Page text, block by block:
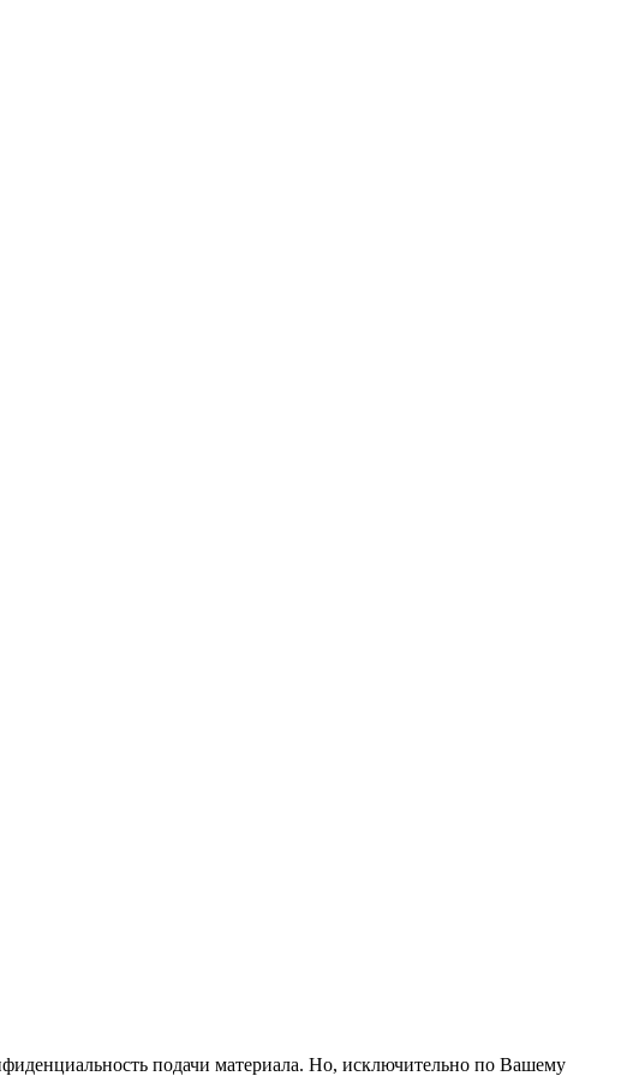
подачи материала. Но, исключительно по Вашему